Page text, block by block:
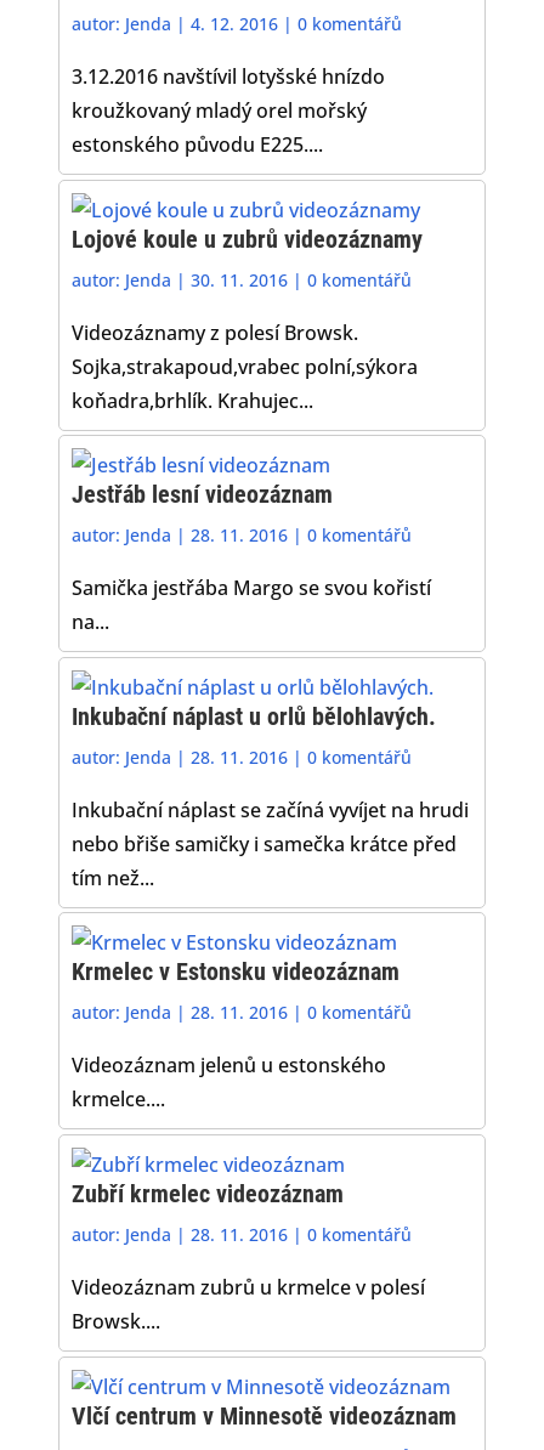
autor: Jenda |4. 12. 2016 |0 komentářů
3.12.2016 navštívil lotyšské hnízdo
kroužkovaný mladý orel mořský
estonského původu E225....
Lojové koule u zubrů videozáznamy
autor: Jenda |30. 11. 2016 |0 komentářů
Videozáznamy z polesí Browsk.
Sojka,strakapoud,vrabec polní,sýkora
koňadra,brhlík. Krahujec...
Jestřáb lesní videozáznam
autor: Jenda |28. 11. 2016 |0 komentářů
Samička jestřába Margo se svou kořistí
na...
Inkubační náplast u orlů bělohlavých.
autor: Jenda | 28. 11. 2016 |0 komentářů
Inkubační náplast se začíná vyvíjet na hrudi
nebo břiše samičky i samečka krátce před
tím než...
Krmelec v Estonsku videozáznam
autor: Jenda |28. 11. 2016 |0 komentářů
Videozáznam jelenů u estonského
krmelce....
Zubří krmelec videozáznam
autor: Jenda |28. 11. 2016 |0 komentářů
Videozáznam zubrů u krmelce v polesí
Browsk....
Vlčí centrum v Minnesotě videozáznam